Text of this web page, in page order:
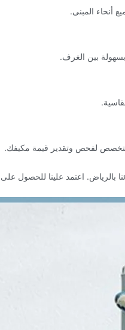
أنحاء المبنى.
بين الغرف.
لفحص وتقدير قيمة مكيفك.
بالرياض. اعتمد علينا